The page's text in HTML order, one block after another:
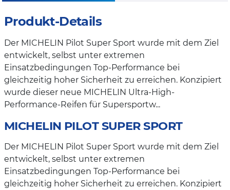
Produkt-Details
Der MICHELIN Pilot Super Sport wurde mit dem Ziel
entwickelt, selbst unter extremen
Einsatzbedingungen Top-Performance bei
gleichzeitig hoher Sicherheit zu erreichen. Konzipiert
wurde dieser neue MICHELIN Ultra-High-
Performance-Reifen für Supersportw...
MICHELIN PILOT SUPER SPORT
Der MICHELIN Pilot Super Sport wurde mit dem Ziel
entwickelt, selbst unter extremen
Einsatzbedingungen Top-Performance bei
gleichzeitig hoher Sicherheit zu erreichen. Konzipiert